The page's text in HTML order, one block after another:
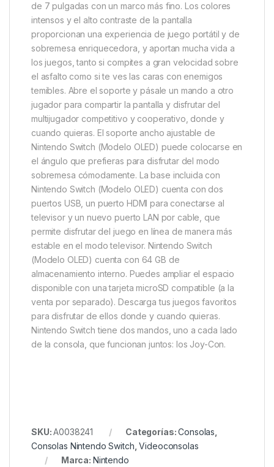
de 7 pulgadas con un marco más fino. Los colores
intensos y el alto contraste de la pantalla
proporcionan una experiencia de juego portátil y de
sobremesa enriquecedora, y aportan mucha vida a
los juegos, tanto si compites a gran velocidad sobre
el asfalto como si te ves las caras con enemigos
temibles. Abre el soporte y pásale un mando a otro
jugador para compartir la pantalla y disfrutar del
multijugador competitivo y cooperativo, donde y
cuando quieras. El soporte ancho ajustable de
Nintendo Switch (Modelo OLED) puede colocarse en
el ángulo que prefieras para disfrutar del modo
sobremesa cómodamente. La base incluida con
Nintendo Switch (Modelo OLED) cuenta con dos
puertos USB, un puerto HDMI para conectarse al
televisor y un nuevo puerto LAN por cable, que
permite disfrutar del juego en línea de manera más
estable en el modo televisor. Nintendo Switch
(Modelo OLED) cuenta con 64 GB de
almacenamiento interno. Puedes ampliar el espacio
disponible con una tarjeta microSD compatible (a la
venta por separado). Descarga tus juegos favoritos
para disfrutar de ellos donde y cuando quieras.
Nintendo Switch tiene dos mandos, uno a cada lado
de la consola, que funcionan juntos: los Joy-Con.
SKU:A0038241 Categorías:Consolas
Consolas Nintendo Switch ,Videoconsolas
Marca: Nintendo